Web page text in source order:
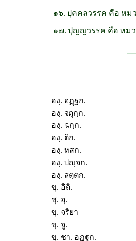
๑๖. ปุคคลวรรค คือ หม
๑๗. ปุญญวรรค คือ หม
องฺ. อฏฺฐก.
องฺ. จตุกฺก.
องฺ. ฉกฺก.
องฺ. ติก.
องฺ. ทสก.
องฺ. ปญฺจก.
องฺ. สตฺตก.
ขุ. อิติ.
ชุ. อุ.
ขุ. จริยา
ขุ. จู.
ขุ. ชา. อฏฺฐก.